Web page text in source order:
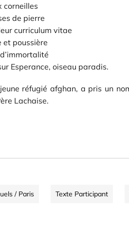
corneilles
de pierre
curriculum vitae
et poussière
Esperance, oiseau paradis.
réfugié afghan, a pris un
Lachaise.
/ Paris Texte Participant